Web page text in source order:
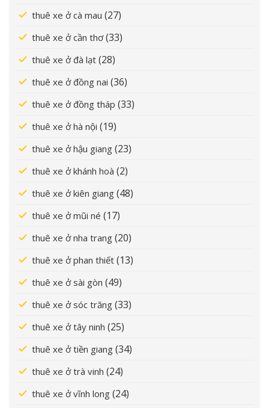
thuê xe ở cà mau (27)
thuê xe ở cần thơ(33)
thuê xe ở đà lạt (28)
thuê xe ở đồng nai (36)
thuê xe ở đồng tháp (33)
thuê xe ở hà nội (19)
thuê xe ở hậu giang (23)
thuê xe ở khánh hoà (2)
thuê xe ở kiên giang (48)
thuê xe ở mũi né (17)
thuê xe ở nha trang (20)
thuê xe ở phan thiết (13)
thuê xe ở sài gòn (49)
thuê xe ở sóc trăng (33)
thuê xe ở tây ninh (25)
thuê xe ở tiền giang (34)
thuê xe ở trà vinh (24)
thuê xe ở vĩnh long (24)